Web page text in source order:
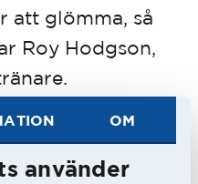
OM
använder
att glömma, så
Roy Hodgson,